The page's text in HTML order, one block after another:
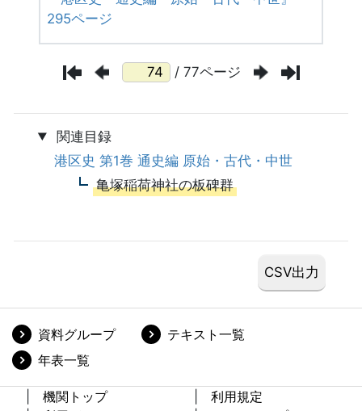
295ページ
/ 77ページ
関連目録
港区史 第1巻 通史編 原始・古代・中世
亀塚稲荷神社の板碑群
資料グループ
テキスト一覧
年表一覧
機関トップ
利用規定